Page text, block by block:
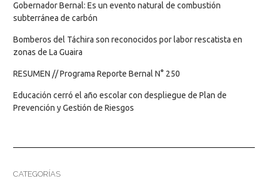
Gobernador Bernal: Es un evento natural de combustión
subterránea de carbón
Bomberos del Táchira son reconocidos por labor rescatista en
zonas de La Guaira
RESUMEN // Programa Reporte Bernal N° 250
Educación cerró el año escolar con despliegue de Plan de
Prevención y Gestión de Riesgos
CATEGORÍAS